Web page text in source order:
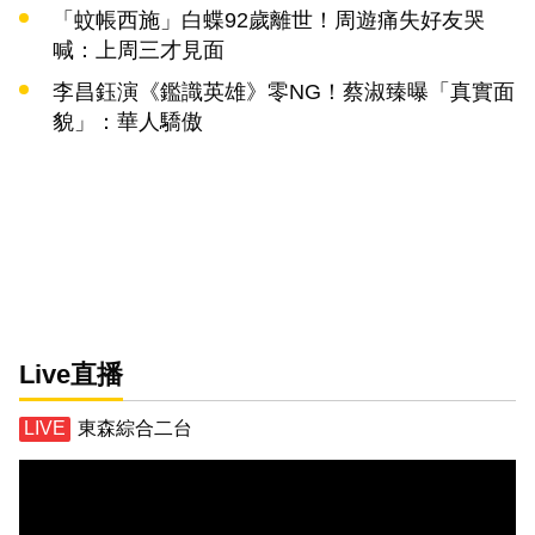
「蚊帳西施」白蝶92歲離世！周遊痛失好友哭
喊：上周三才見面
李昌鈺演《鑑識英雄》零NG！蔡淑臻曝「真實面
貌」：華人驕傲
Live直播
東森綜合二台